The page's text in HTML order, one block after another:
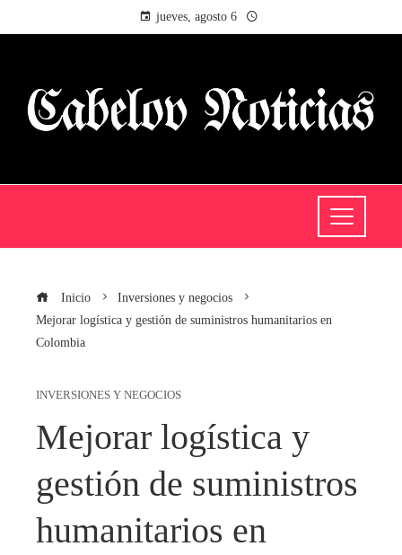
jueves, agosto 6
Inicio
Inversiones y negocios
Mejorar logística y gestión de suministros humanitarios en
Colombia
INVERSIONES Y NEGOCIOS
Mejorar logística y
gestión de suministros
humanitarios en